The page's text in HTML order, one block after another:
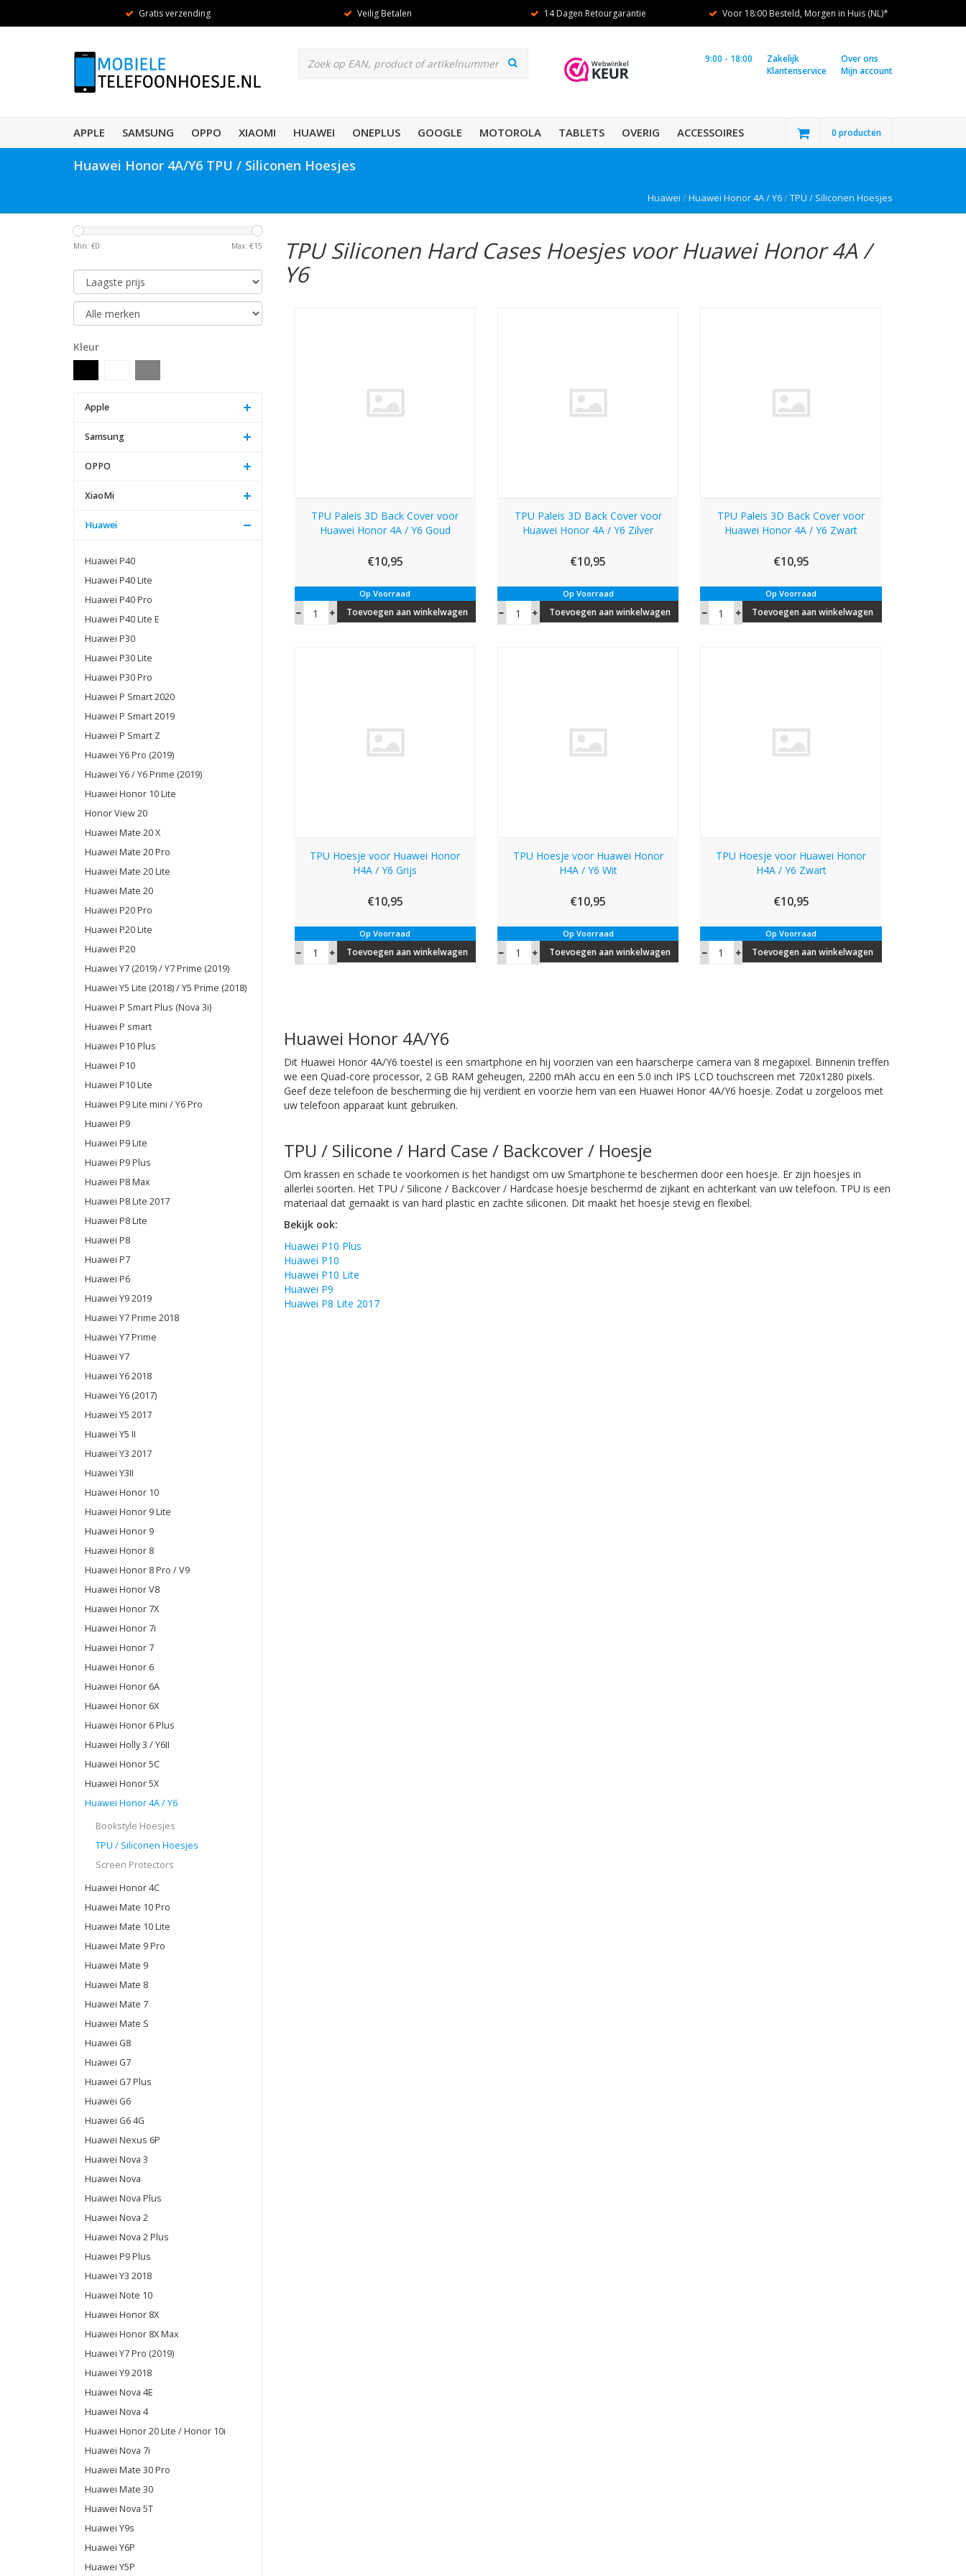
Gratis verzending Veilig Betalen 14 Dagen Retourgarantie Voor 18:00 Besteld, Morgen in Huis (NL)*
Over ons
Mijn account
Zakelijk
Klantenservice
9:00 - 18:00
APPLE SAMSUNG OPPO XIAOMI HUAWEI ONEPLUS GOOGLE MOTOROLA TABLETS OVERIG ACCESSOIRES 0 producten
Huawei Honor 4A/Y6 TPU / Siliconen Hoesjes
Huawei /Huawei Honor 4A / Y6/TPU / Siliconen Hoesjes
Min: €0 Max: €15
Kleur
Apple
Samsung
OPPO
XiaoMi
Huawei
Huawei P40
Huawei P40 Lite
Huawei P40 Pro
Huawei P40 Lite E
Huawei P30
Huawei P30 Lite
Huawei P30 Pro
Huawei P Smart 2020
Huawei P Smart 2019
Huawei P Smart Z
Huawei Y6 Pro (2019)
Huawei Y6 / Y6 Prime (2019)
Huawei Honor 10 Lite
Honor View 20
Huawei Mate 20 X
Huawei Mate 20 Pro
Huawei Mate 20 Lite
Huawei Mate 20
Huawei P20 Pro
Huawei P20 Lite
Huawei P20
Huawei Y7 (2019) / Y7 Prime (2019)
Huawei Y5 Lite (2018) / Y5 Prime (2018)
Huawei P Smart Plus (Nova 3i)
Huawei P smart
Huawei P10 Plus
Huawei P10
Huawei P10 Lite
Huawei P9 Lite mini / Y6 Pro
Huawei P9
Huawei P9 Lite
Huawei P9 Plus
Huawei P8 Max
Huawei P8 Lite 2017
Huawei P8 Lite
Huawei P8
Huawei P7
Huawei P6
Huawei Y9 2019
Huawei Y7 Prime 2018
Huawei Y7 Prime
Huawei Y7
Huawei Y6 2018
Huawei Y6 (2017)
Huawei Y5 2017
Huawei Y5 II
Huawei Y3 2017
Huawei Y3II
Huawei Honor 10
Huawei Honor 9 Lite
Huawei Honor 9
Huawei Honor 8
Huawei Honor 8 Pro / V9
Huawei Honor V8
Huawei Honor 7X
Huawei Honor 7i
Huawei Honor 7
Huawei Honor 6
Huawei Honor 6A
Huawei Honor 6X
Huawei Honor 6 Plus
Huawei Holly 3 / Y6II
Huawei Honor 5C
Huawei Honor 5X
Huawei Honor 4A / Y6
Bookstyle Hoesjes
TPU / Siliconen Hoesjes
Screen Protectors
Huawei Honor 4C
Huawei Mate 10 Pro
Huawei Mate 10 Lite
Huawei Mate 9 Pro
Huawei Mate 9
Huawei Mate 8
Huawei Mate 7
Huawei Mate S
Huawei G8
Huawei G7
Huawei G7 Plus
Huawei G6
Huawei G6 4G
Huawei Nexus 6P
Huawei Nova 3
Huawei Nova
Huawei Nova Plus
Huawei Nova 2
Huawei Nova 2 Plus
Huawei P9 Plus
Huawei Y3 2018
Huawei Note 10
Huawei Honor 8X
Huawei Honor 8X Max
Huawei Y7 Pro (2019)
Huawei Y9 2018
Huawei Nova 4E
Huawei Nova 4
Huawei Honor 20 Lite / Honor 10i
Huawei Nova 7i
Huawei Mate 30 Pro
Huawei Mate 30
Huawei Nova 5T
Huawei Y9s
Huawei Y6P
Huawei Y5P
TPU Siliconen Hard Cases Hoesjes voor Huawei Honor 4A /
Y6
TPU Paleis 3D Back Cover voor
Huawei Honor 4A / Y6 Goud
€10,95
Op Voorraad
Toevoegen aan winkelwagen
TPU Paleis 3D Back Cover voor
Huawei Honor 4A / Y6 Zilver
€10,95
Op Voorraad
Toevoegen aan winkelwagen
TPU Paleis 3D Back Cover voor
Huawei Honor 4A / Y6 Zwart
€10,95
Op Voorraad
Toevoegen aan winkelwagen
TPU Hoesje voor Huawei Honor
H4A / Y6 Grijs
€10,95
Op Voorraad
Toevoegen aan winkelwagen
TPU Hoesje voor Huawei Honor
H4A / Y6 Wit
€10,95
Op Voorraad
Toevoegen aan winkelwagen
TPU Hoesje voor Huawei Honor
H4A / Y6 Zwart
€10,95
Op Voorraad
Toevoegen aan winkelwagen
Huawei Honor 4A/Y6
Dit Huawei Honor 4A/Y6 toestel is een smartphone en hij voorzien van een haarscherpe camera van 8 megapixel. Binnenin treffen
we een Quad-core processor, 2 GB RAM geheugen, 2200 mAh accu en een 5.0 inch IPS LCD touchscreen met 720x1280 pixels.
Geef deze telefoon de bescherming die hij verdient en voorzie hem van een Huawei Honor 4A/Y6 hoesje. Zodat u zorgeloos met
uw telefoon apparaat kunt gebruiken.
TPU / Silicone / Hard Case / Backcover / Hoesje
Om krassen en schade te voorkomen is het handigst om uw Smartphone te beschermen door een hoesje. Er zijn hoesjes in
allerlei soorten. Het TPU / Silicone / Backcover / Hardcase hoesje beschermd de zijkant en achterkant van uw telefoon. TPU is een
materiaal dat gemaakt is van hard plastic en zachte siliconen. Dit maakt het hoesje stevig en flexibel.
Bekijk ook:
Huawei P10 Plus
Huawei P10
Huawei P10 Lite
Huawei P9
Huawei P8 Lite 2017